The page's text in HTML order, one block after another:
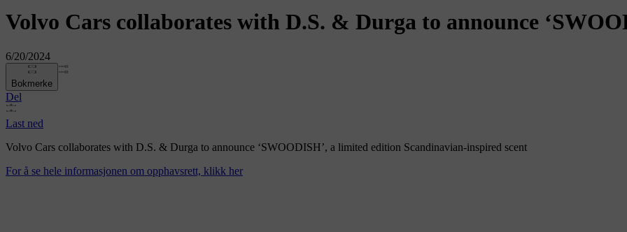
Volvo Cars collaborates with D.S. & Durga to announce
6/20/2024
Bokmerke
Del
Last ned
Volvo Cars collaborates with D.S. & Durga to announce ‘SWOODISH’, a limited edition Scandinavian-inspired scent
For å se hele informasjonen om opphavsrett, klikk her